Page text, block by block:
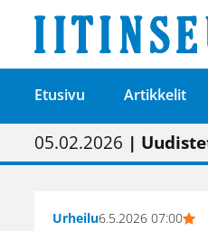
Etusivu Artikkelit
01.02.2026 | Painon
05.02.2026 |
23.04.2026 |
09.05.2026| "Maalla
Urheilu6.5.2026 07:00